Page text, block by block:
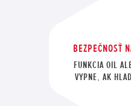
BEZPEČNOSŤ
FUNKCIA OIL
VYPNE, AK